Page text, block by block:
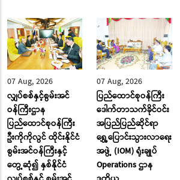
07 Aug, 2026
လျှပ်စစ်နှင့်စွမ်းအင်
ဝန်ကြီးဌာန
ပြည်ထောင်စုဝန်ကြီး
ဦးကိုကိုလွင် ထိုင်းနိုင်ငံ
စွမ်းအင်ဝန်ကြီးနှင့်
တွေ့ဆုံ၍ နှစ်နိုင်ငံ
07 Aug, 2026
ပြည်ထောင်စုဝန်ကြီး
ဒေါက်တာသက်ခိုင်ဝင်း
အပြည်ပြည်ဆိုင်ရာ
ရွှေ့ပြောင်းသွားလာရေး
အဖွဲ့ (IOM) ရုံးချုပ်
Operations ဌာန